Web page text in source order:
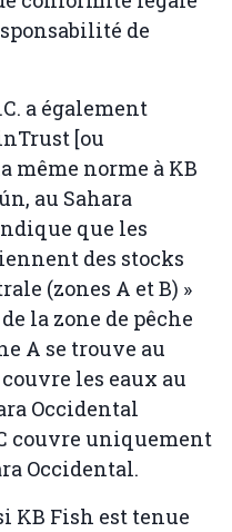
de
a également
[ou
même norme à KB
au Sahara
que les
des stocks
(zones A et B) »
la zone de pêche
A se trouve au
les eaux au
Occidental
C couvre uniquement
Occidental.
KB Fish est tenue